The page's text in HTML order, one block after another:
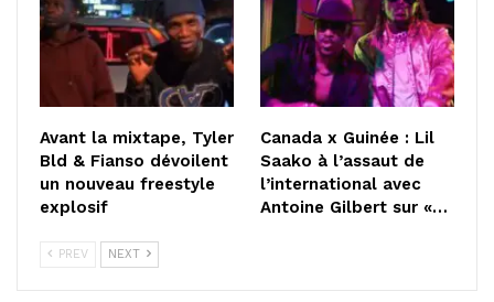
Avant la mixtape, Tyler
Bld & Fianso dévoilent
un nouveau freestyle
explosif
Canada x Guinée : Lil
Saako à l’assaut de
l’international avec
Antoine Gilbert sur «…
PREV NEXT